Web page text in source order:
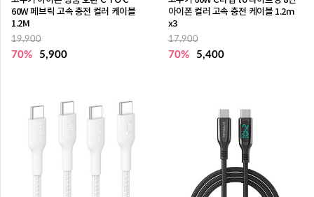
60W 페브릭 고속 충전 컬러 케이블
1.2M
19,900
70% 5,900
아이폰 컬러 고속 충전 케이블 1.2m
x3
17,900
70% 5,400